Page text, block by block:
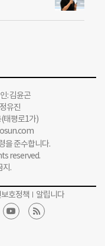
: 김윤곤
유진
태평로1가)
을 준수합니다.
reserved.
지.
호정책 알립니다